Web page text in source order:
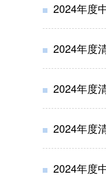
2024年度
2024年度
2024年度
2024年度
2024年度